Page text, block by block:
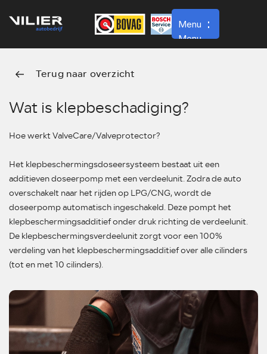
Menu
Menu
Home
Werkplaats
Vacatures
Verkoop
Terug naar overzicht
Wat is klepbeschadiging?
Hoe werkt ValveCare/Valveprotector?
Het klepbeschermingsdoseersysteem bestaat uit een
additieven doseerpomp met een verdeelunit. Zodra de auto
overschakelt naar het rijden op LPG/CNG, wordt de
doseerpomp automatisch ingeschakeld. Deze pompt het
klepbeschermingsadditief onder druk richting de verdeelunit.
De klepbeschermingsverdeelunit zorgt voor een 100%
verdeling van het klepbeschermingsadditief over alle cilinders
(tot en met 10 cilinders).